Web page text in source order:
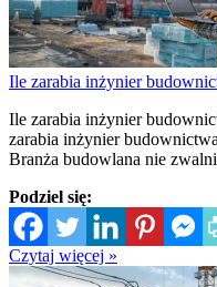
Ile zarabia inżynier
Ile zarabia inżynier
zarabia inżynier
Branża budowlana nie
Podziel się:
Czytaj więcej »